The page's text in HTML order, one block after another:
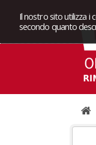
Il nostro sito utilizza i
secondo quanto